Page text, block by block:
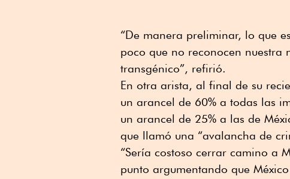
“De manera preliminar, lo que
poco que no reconocen nuestra
transgénico”, refirió.
En otra arista, al final de su
un arancel de 60% a todas las
un arancel de 25% a las de
que llamó una “avalancha de
“Sería costoso cerrar camino a
punto argumentando que